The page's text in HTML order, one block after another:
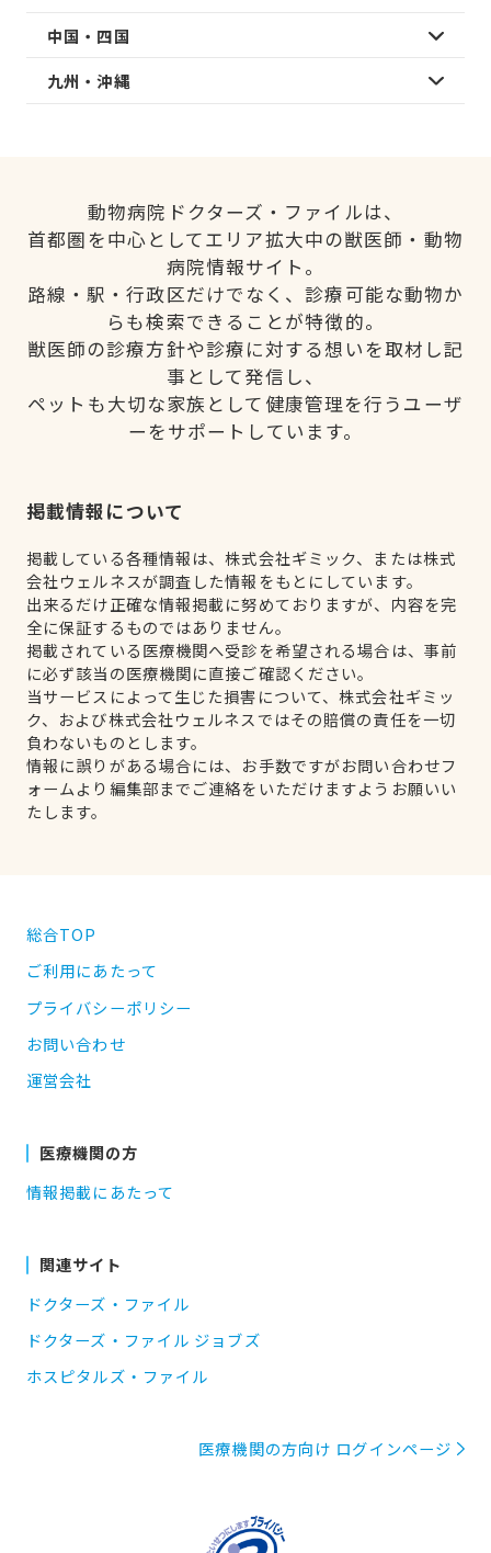
中国・四国
九州・沖縄
動物病院ドクターズ・ファイルは、
首都圏を中心としてエリア拡大中の獣医師・動物
病院情報サイト。
路線・駅・行政区だけでなく、診療可能な動物か
らも検索できることが特徴的。
獣医師の診療方針や診療に対する想いを取材し記
事として発信し、
ペットも大切な家族として健康管理を行うユーザ
ーをサポートしています。
掲載情報について
掲載している各種情報は、株式会社ギミック、または株式
会社ウェルネスが調査した情報をもとにしています。
出来るだけ正確な情報掲載に努めておりますが、内容を完
全に保証するものではありません。
掲載されている医療機関へ受診を希望される場合は、事前
に必ず該当の医療機関に直接ご確認ください。
当サービスによって生じた損害について、株式会社ギミッ
ク、および株式会社ウェルネスではその賠償の責任を一切
負わないものとします。
情報に誤りがある場合には、お手数ですがお問い合わせフ
ォームより編集部までご連絡をいただけますようお願いい
たします。
総合TOP
ご利用にあたって
プライバシーポリシー
お問い合わせ
運営会社
医療機関の方
情報掲載にあたって
関連サイト
ドクターズ・ファイル
ドクターズ・ファイル ジョブズ
ホスピタルズ・ファイル
医療機関の方向け ログインページ